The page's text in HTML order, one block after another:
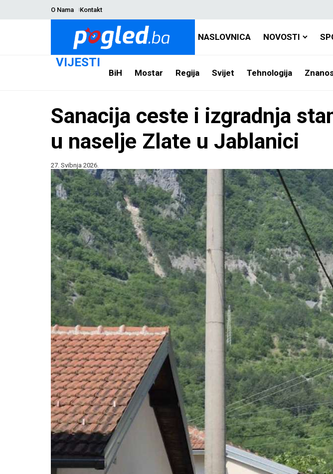
O Nama Kontakt
NASLOVNICA NOVOSTI
VIJESTI
BiH Mostar Regija Svijet Tehnologija
Sanacija ceste i izgradnja
u naselje Zlate u Jablanici
27. Svibnja 2026.